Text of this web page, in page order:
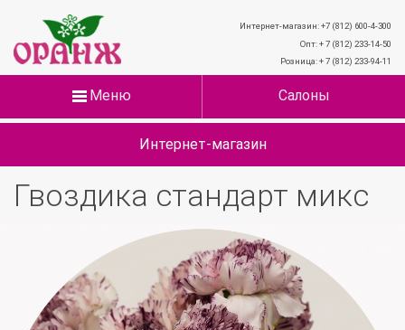
Интернет-магазин: +7 (812) 600-4-300
Опт: + 7 (812) 233-14-50
Розница: + 7 (812) 233-94-11
Меню Салоны
Интернет-магазин
Гвоздика стандарт микс